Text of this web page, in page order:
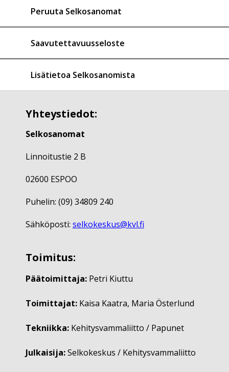
Peruuta Selkosanomat
Saavutettavuusseloste
Lisätietoa Selkosanomista
Yhteystiedot:
Selkosanomat
Linnoitustie 2 B
02600 ESPOO
Puhelin: (09) 34809 240
Sähköposti: selkokeskus@kvl.fi
Toimitus:
Päätoimittaja: Petri Kiuttu
Toimittajat: Kaisa Kaatra, Maria Österlund
Tekniikka: Kehitysvammaliitto / Papunet
Julkaisija:Selkokeskus / Kehitysvammaliitto